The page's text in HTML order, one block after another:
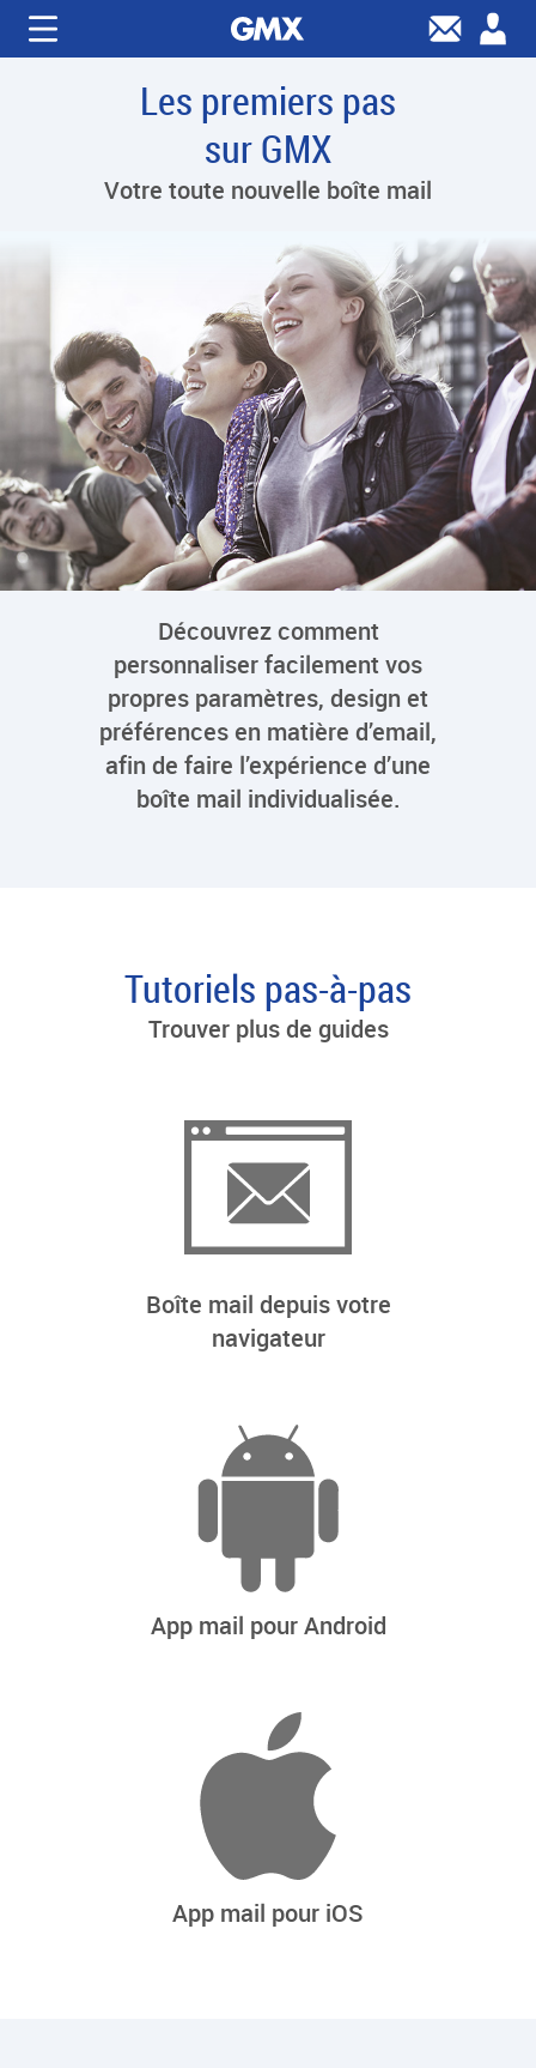
Les premiers pas
sur GMX
Votre toute nouvelle boîte mail
Découvrez comment
personnaliser facilement vos
propres paramètres, design et
préférences en matière d’email,
afin de faire l’expérience d’une
boîte mail individualisée.
Tutoriels pas-à-pas
Trouver plus de guides
Boîte mail depuis votre
navigateur
App mail pour Android
App mail pour iOS